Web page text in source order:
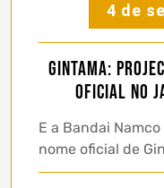
4 de
Gintama:
oficial no
E a Bandai
nome oficial de